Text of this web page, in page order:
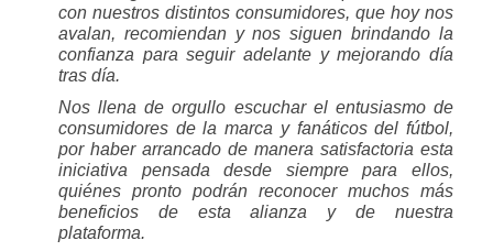
con nuestros distintos consumidores, que hoy nos
avalan, recomiendan y nos siguen brindando la
confianza para seguir adelante y mejorando día
tras día.
Nos llena de orgullo escuchar el entusiasmo de
consumidores de la marca y fanáticos del fútbol,
por haber arrancado de manera satisfactoria esta
iniciativa pensada desde siempre para ellos,
quiénes pronto podrán reconocer muchos más
beneficios de esta alianza y de nuestra
plataforma.